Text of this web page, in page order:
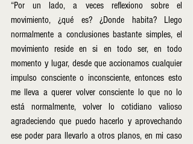
“Por un lado, a veces reflexiono sobre el
movimiento, ¿qué es? ¿Donde habita? Llego
normalmente a conclusiones bastante simples, el
movimiento reside en si en todo ser, en todo
momento y lugar, desde que accionamos cualquier
impulso consciente o inconsciente, entonces esto
me lleva a querer volver consciente lo que no lo
está normalmente, volver lo cotidiano valioso
agradeciendo que puedo hacerlo y aprovechando
ese poder para llevarlo a otros planos, en mi caso